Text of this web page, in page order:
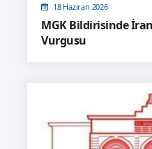
18 Haziran 2026
MGK Bildirisinde
Vurgusu